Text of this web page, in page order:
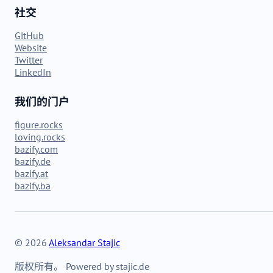
社交
GitHub
Website
Twitter
LinkedIn
我们的门户
figure.rocks
loving.rocks
bazify.com
bazify.de
bazify.at
bazify.ba
© 2026 Aleksandar Stajic
版权所有。 Powered by stajic.de